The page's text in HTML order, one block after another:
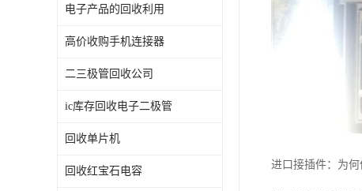
电子产品的回收利用
高价收购手机连接器
二三极管回收公司
ic库存回收电子二极管
回收单片机
回收红宝石电容
进口接插件：为何